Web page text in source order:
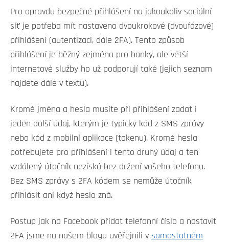
Pro opravdu bezpečné přihlášení na jakoukoliv sociální
síť je potřeba mít nastaveno dvoukrokové (dvoufázové)
přihlášení (autentizaci, dále 2FA). Tento způsob
přihlášení je běžný zejména pro banky, ale větší
internetové služby ho už podporují také (jejich seznam
najdete dále v textu).
Kromě jména a hesla musíte při přihlášení zadat i
jeden další údaj, kterým je typicky kód z SMS zprávy
nebo kód z mobilní aplikace (tokenu). Kromě hesla
potřebujete pro přihlášení i tento druhý údaj a ten
vzdálený útočník nezíská bez držení vašeho telefonu.
Bez SMS zprávy s 2FA kódem se nemůže útočník
přihlásit ani když heslo zná.
Postup jak na Facebook přidat telefonní číslo a nastavit
2FA jsme na našem blogu uvěřejnili v samostatném